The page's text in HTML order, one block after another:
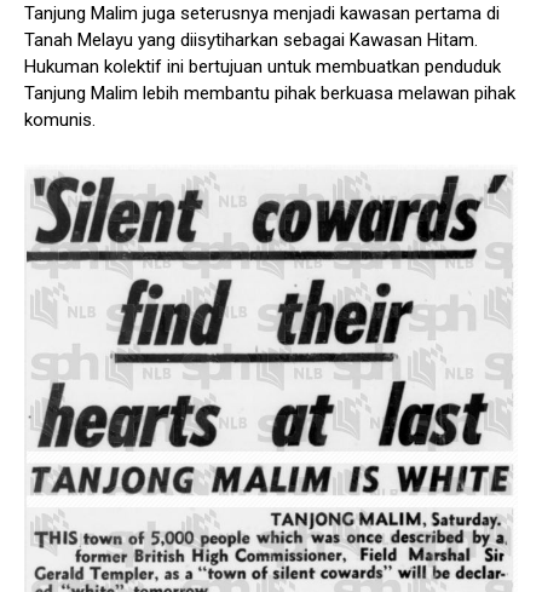
Tanjung Malim juga seterusnya menjadi kawasan pertama di
Tanah Melayu yang diisytiharkan sebagai Kawasan Hitam.
Hukuman kolektif ini bertujuan untuk membuatkan penduduk
Tanjung Malim lebih membantu pihak berkuasa melawan pihak
komunis.